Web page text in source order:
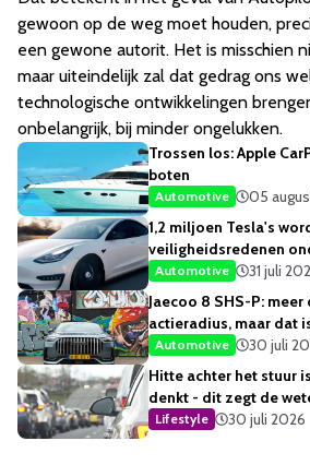
gewoon op de weg moet houden,
een gewone autorit. Het is misschien
maar uiteindelijk zal dat gedrag ons
technologische ontwikkelingen
onbelangrijk, bij minder ongelukken.
Trossen los: Apple
boten
Automotive
05
1,2 miljoen Tesla's
veiligheidsredenen
Automotive
31 juli
Jaecoo 8 SHS-P:
actieradius, maar dat
opvallendste
Automotive
30 juli
Hitte achter het stuur
denkt - dit zegt de
Lifestyle 30 juli 2026